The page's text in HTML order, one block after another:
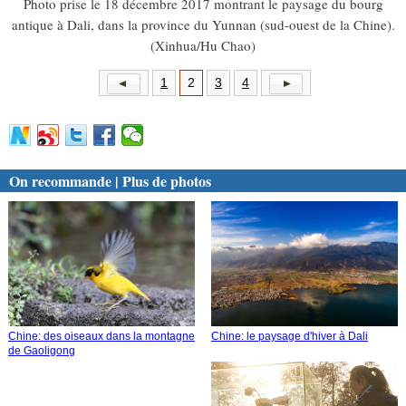
Photo prise le 18 décembre 2017 montrant le paysage du bourg
antique à Dali, dans la province du Yunnan (sud-ouest de la Chine).
(Xinhua/Hu Chao)
1 2 3 4
On recommande | Plus de photos
Chine: des oiseaux dans la montagne
de Gaoligong
Chine: le paysage d'hiver à Dali